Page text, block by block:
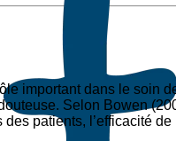
important dans le soin
Selon Bowen
patients, l’efficacité